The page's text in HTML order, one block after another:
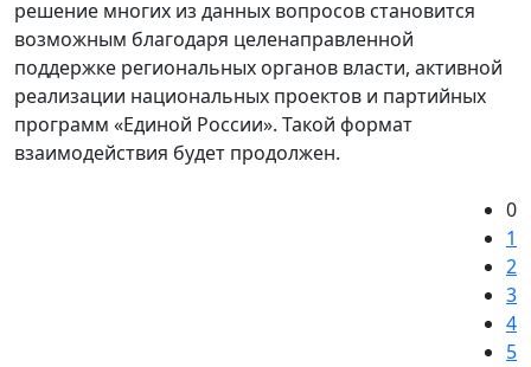
решение многих из данных вопросов становится
возможным благодаря целенаправленной
поддержке региональных органов власти, активной
реализации национальных проектов и партийных
программ «Единой России». Такой формат
взаимодействия будет продолжен.
0
1
2
3
4
5